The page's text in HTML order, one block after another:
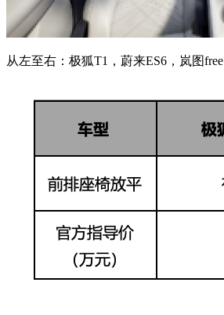
从左至右：极狐T1，蔚来ES6，岚图free